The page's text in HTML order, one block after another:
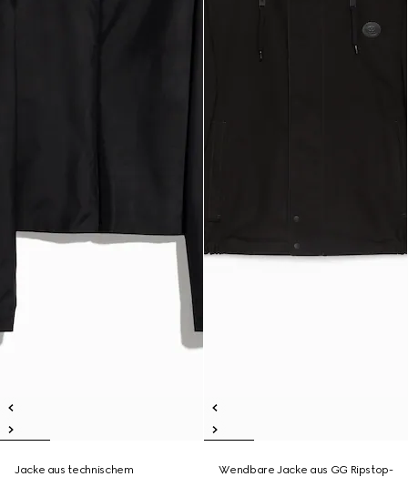
Jacke aus technischem
Wendbare Jacke aus GG Ripstop-